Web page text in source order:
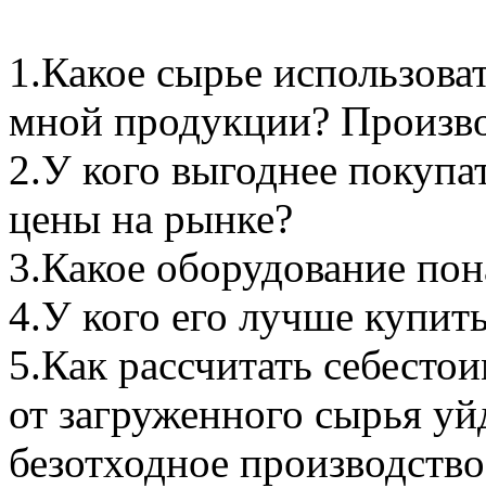
1.Какое сырье
мной продукции?
2.У кого выгоднее
цены на рынке?
3.Какое оборудование
4.У кого его лучше
5.Как рассчитать
от загруженного сырья
безотходное